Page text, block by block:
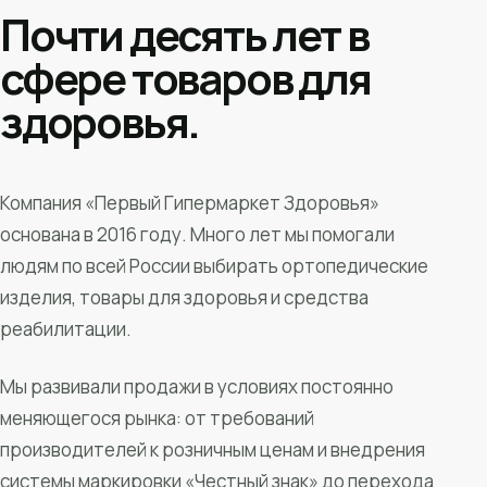
Почти десять лет в
сфере товаров для
здоровья.
Компания «Первый Гипермаркет Здоровья»
основана в 2016 году. Много лет мы помогали
людям по всей России выбирать ортопедические
изделия, товары для здоровья и средства
реабилитации.
Мы развивали продажи в условиях постоянно
меняющегося рынка: от требований
производителей к розничным ценам и внедрения
системы маркировки «Честный знак» до перехода